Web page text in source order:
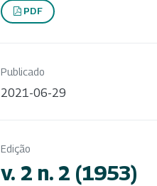
PDF
Publicado
2021-06-29
Edição
v. 2 n. 2 (1953)